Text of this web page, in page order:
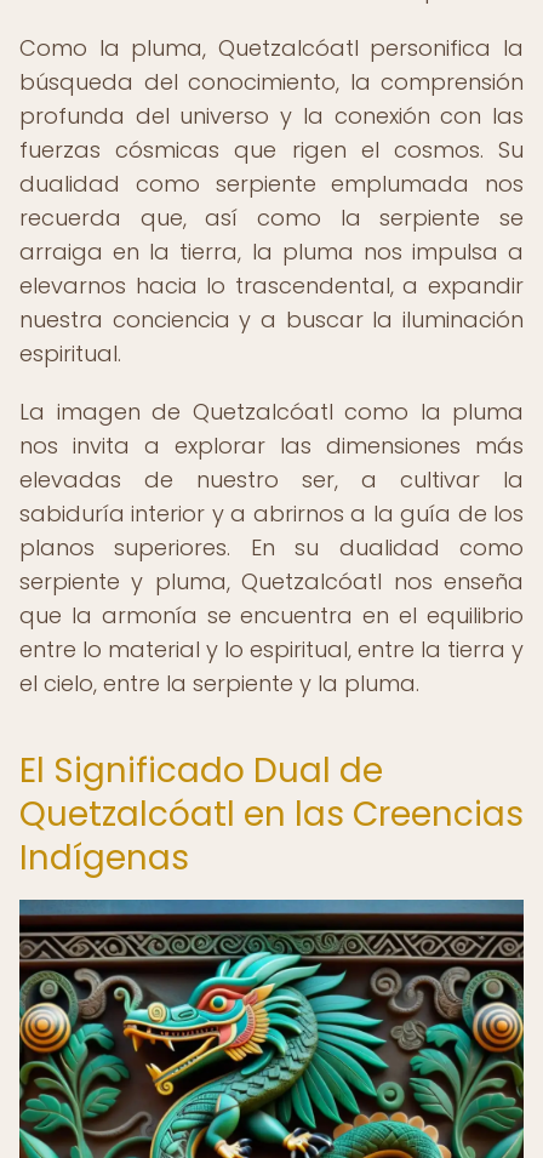
Como la pluma, Quetzalcóatl personifica la
búsqueda del conocimiento, la comprensión
profunda del universo y la conexión con las
fuerzas cósmicas que rigen el cosmos. Su
dualidad como serpiente emplumada nos
recuerda que, así como la serpiente se
arraiga en la tierra, la pluma nos impulsa a
elevarnos hacia lo trascendental, a expandir
nuestra conciencia y a buscar la iluminación
espiritual.
La imagen de Quetzalcóatl como la pluma
nos invita a explorar las dimensiones más
elevadas de nuestro ser, a cultivar la
sabiduría interior y a abrirnos a la guía de los
planos superiores. En su dualidad como
serpiente y pluma, Quetzalcóatl nos enseña
que la armonía se encuentra en el equilibrio
entre lo material y lo espiritual, entre la tierra y
el cielo, entre la serpiente y la pluma.
El Significado Dual de
Quetzalcóatl en las Creencias
Indígenas